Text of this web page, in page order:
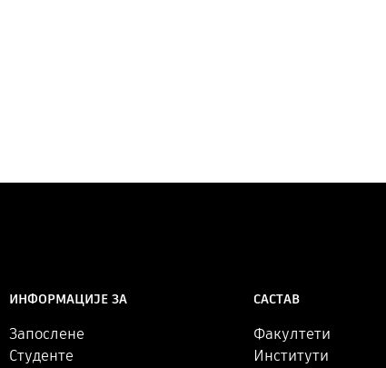
ИНФОРМАЦИЈЕ ЗА
Запослене
Студенте
САСТАВ
Факултети
Институти